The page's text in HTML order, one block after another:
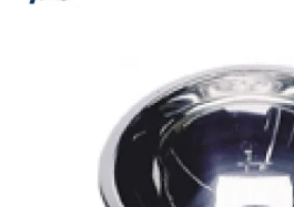
Bildergalerie überspringen